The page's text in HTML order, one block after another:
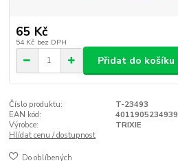
65 Kč
54 Kč bez DPH
Přidat do košíku
Číslo produktu:
T-23493
EAN kód:
4011905234939
Výrobce:
TRIXIE
Hlídat cenu / dostupnost
Do oblíbených